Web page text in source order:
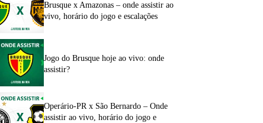
Brusque x Amazonas – onde assistir ao
vivo, horário do jogo e escalações
Jogo do Brusque hoje ao vivo: onde
assistir?
Operário-PR x São Bernardo – Onde
assistir ao vivo, horário do jogo e